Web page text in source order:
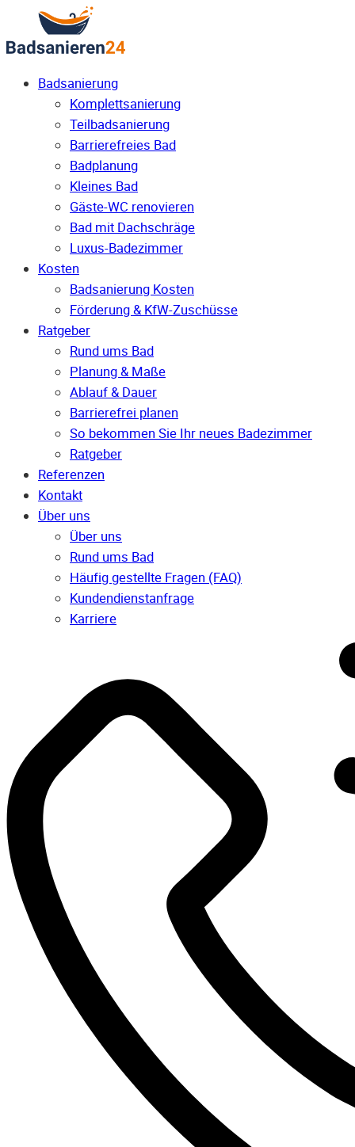
Badsanierung
Komplettsanierung
Teilbadsanierung
Barrierefreies Bad
Badplanung
Kleines Bad
Gäste-WC renovieren
Bad mit Dachschräge
Luxus-Badezimmer
Kosten
Badsanierung Kosten
Förderung & KfW-Zuschüsse
Ratgeber
Rund ums Bad
Planung & Maße
Ablauf & Dauer
Barrierefrei planen
So bekommen Sie Ihr neues Badezimmer
Ratgeber
Referenzen
Kontakt
Über uns
Über uns
Rund ums Bad
Häufig gestellte Fragen (FAQ)
Kunden­dienst­anfrage
Karriere